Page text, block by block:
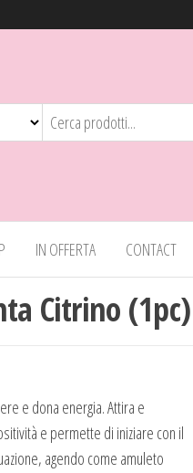
IN OFFERTA CONTACT
Citrino (1pc)
e dona energia. Attira e
e permette di iniziare con il
agendo come amuleto